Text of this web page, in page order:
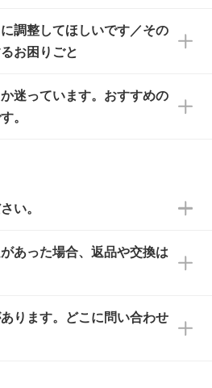
なスタッフがデータに不備
お客様と確認してから印
安心ください。
トはPDF形式ですが、
で開いてご利用いただけ
い。
・解像度かどうか、担当ス
たします。
、担当スタッフ宛にメール
作り方に関する詳細は、
調整してほしいです／その
お困りごと
の際には、担当スタッフが
でお気軽にご相談くださ
ださい。
をトレース/調整してほ
、手書きのイラスト、写真
ベクターデータに変換し
1色に変換してほしい
迷っています。おすすめの
。
担当スタッフがお客様の
を確認し、印刷色をご提
ネイビーなど濃色の場合は
をおすすめしておりま
ど淡色の場合、印刷をく
いときは濃い印刷色が、柔
ときは淡い印刷色が映え
い。
～18:00で、土日祝日はお
・見積・お問い合わせ
ます。
あった場合、返品や交換は
しますが、至急担当スタッ
。商品の状況を確認し、
ります。どこに問い合わせ